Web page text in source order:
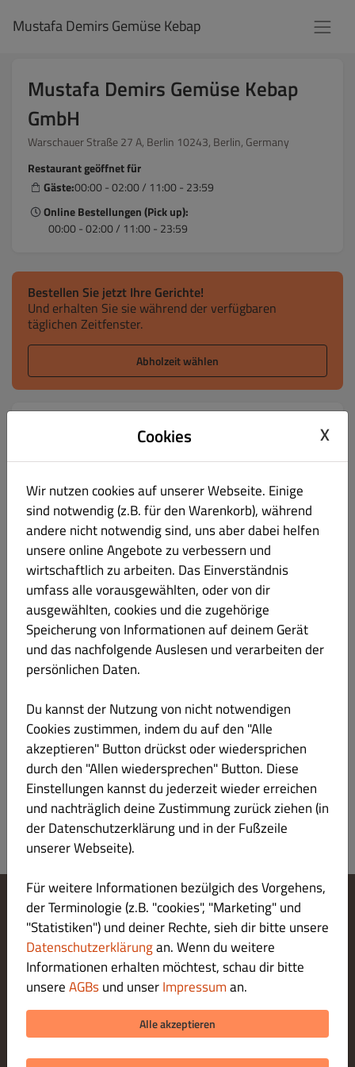
Mustafa Demirs Gemüse Kebap
Mustafa Demirs Gemüse Kebap
GmbH
Warschauer Straße 27 A, Berlin 10243, Berlin, Germany
Restaurant geöffnet für
Gäste:00:00 - 02:00 / 11:00 - 23:59
Online Bestellungen (Pick up):
00:00 - 02:00 / 11:00 - 23:59
Bestellen Sie jetzt Ihre Gerichte!
Und erhalten Sie sie während der verfügbaren
täglichen Zeitfenster.
Abholzeit wählen
Getränke
Ayran 0,2l
Wasser 0,2l
Cookie-Einstellungen ändern
Kontaktiere uns
Datenschutzerklärung
Allgemeine Geschäftsbedingungen
Impressum
ZAHLUNGSARTEN BEI ABHOLUNG
Cookies X
Wir nutzen cookies auf unserer Webseite. Einige
sind notwendig (z.B. für den Warenkorb), während
andere nicht notwendig sind, uns aber dabei helfen
unsere online Angebote zu verbessern und
wirtschaftlich zu arbeiten. Das Einverständnis
umfass alle vorausgewählten, oder von dir
ausgewählten, cookies und die zugehörige
Speicherung von Informationen auf deinem Gerät
und das nachfolgende Auslesen und verarbeiten der
persönlichen Daten.
Du kannst der Nutzung von nicht notwendigen
Cookies zustimmen, indem du auf den "Alle
akzeptieren" Button drückst oder wiedersprichen
durch den "Allen wiedersprechen" Button. Diese
Einstellungen kannst du jederzeit wieder erreichen
und nachträglich deine Zustimmung zurück ziehen (in
der Datenschutzerklärung und in der Fußzeile
unserer Webseite).
Für weitere Informationen bezülgich des Vorgehens,
der Terminologie (z.B. "cookies", "Marketing" und
"Statistiken") und deiner Rechte, sieh dir bitte unsere
Datenschutzerklärungan. Wenn du weitere
Informationen erhalten möchtest, schau dir bitte
unsereAGBsund unserImpressuman.
Alle akzeptieren